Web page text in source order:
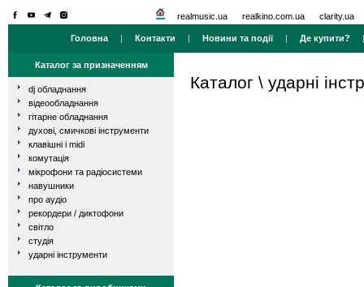
realmusic.ua realkino.com.ua clarity.ua
Головна | Контакти | Новини та події| Де купити?
Каталог за призначенням
dj обладнання
відеообладнання
гітарне обладнання
духові, смичкові інструменти
клавішні і midi
комутація
мікрофони та радіосистеми
навушники
про аудіо
рекордери / диктофони
світло
студія
ударні інструменти
Каталог \ ударні